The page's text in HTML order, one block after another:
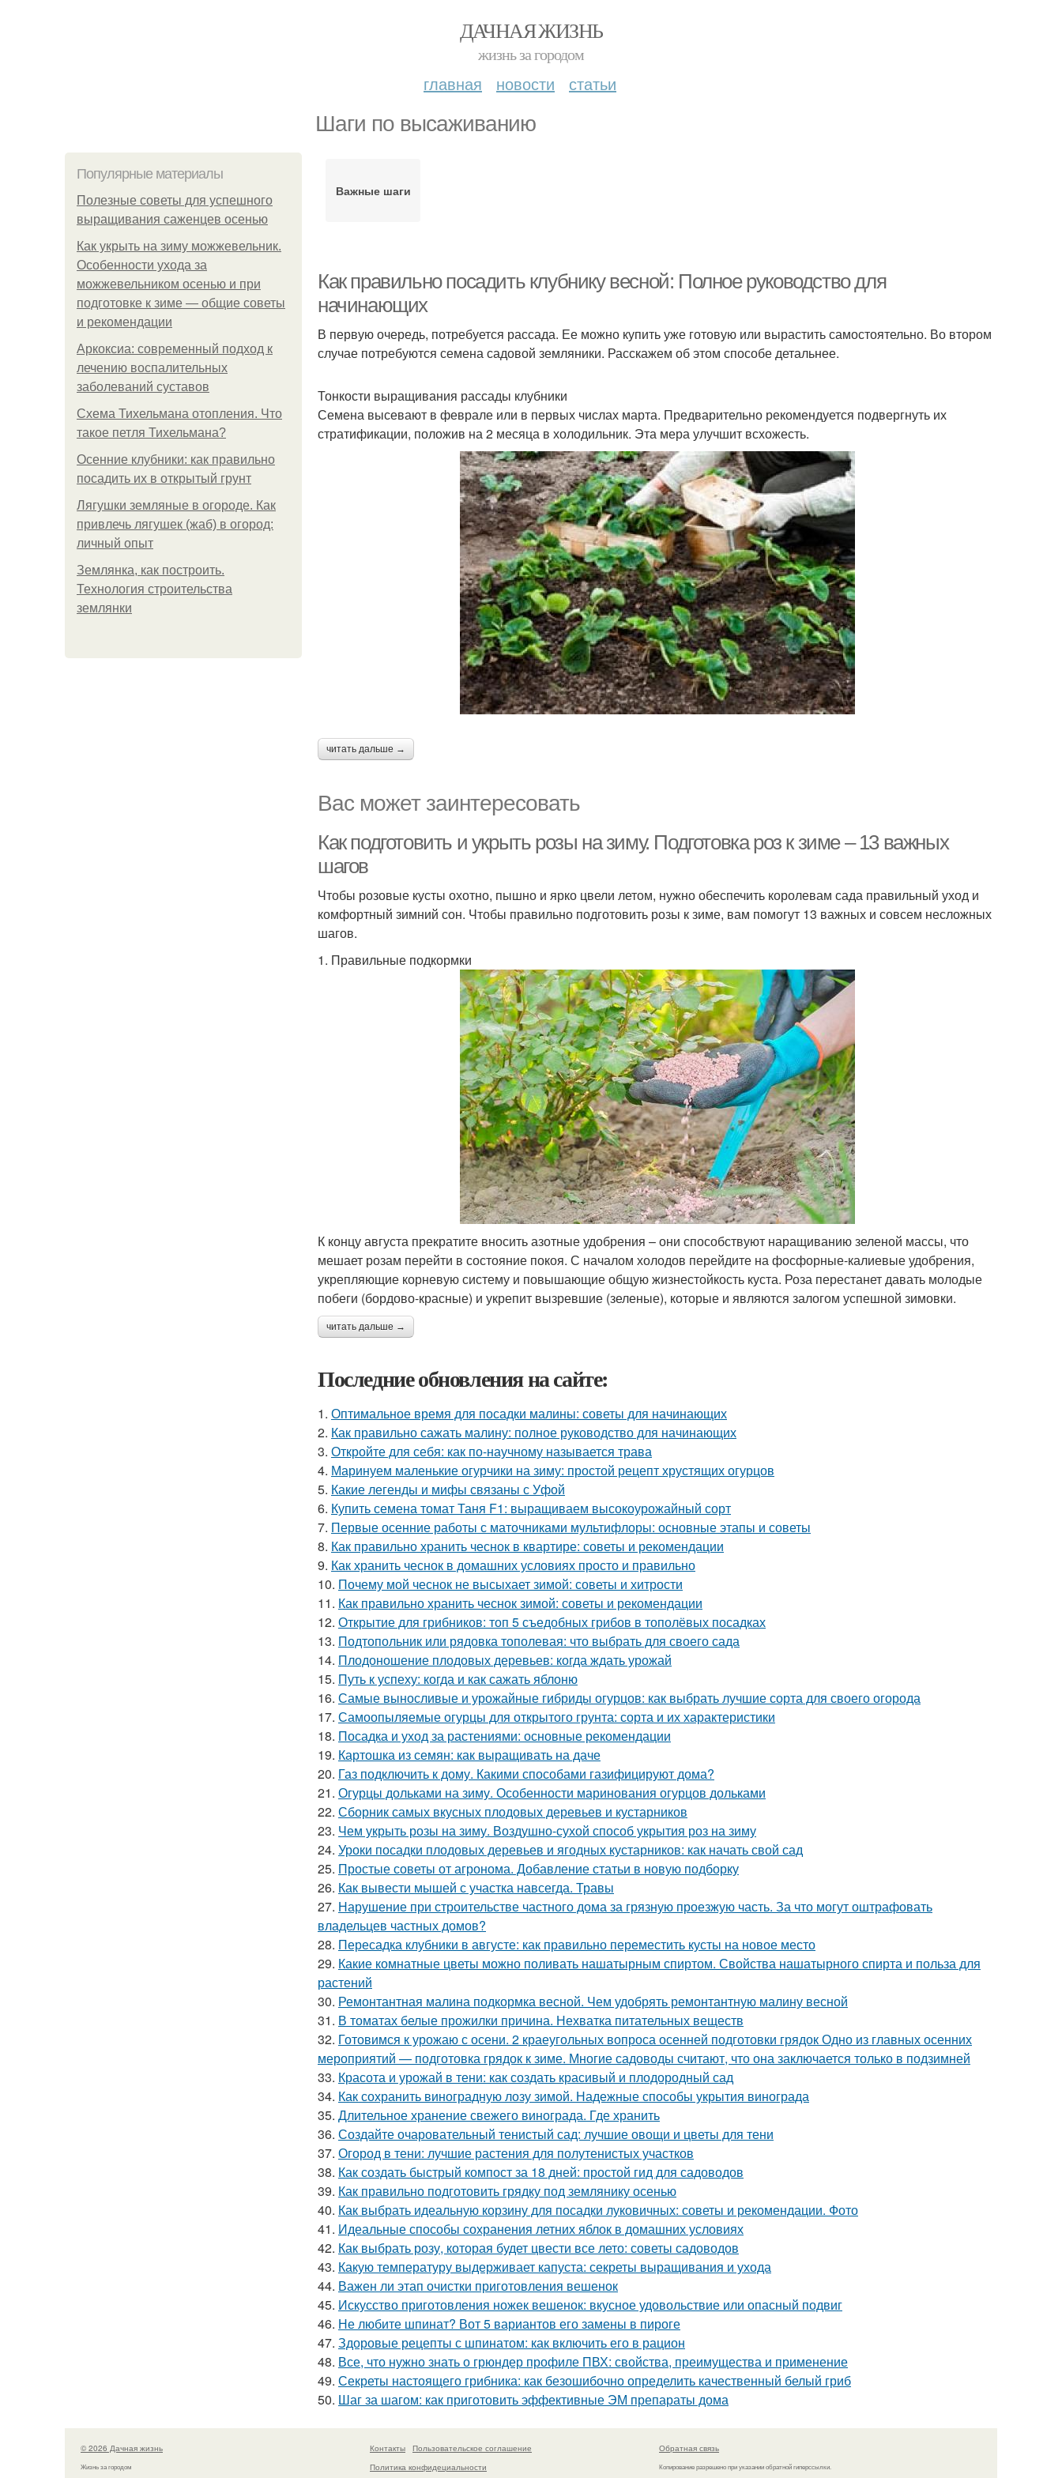
ДАЧНАЯ ЖИЗНЬ
жизнь за городом
главная новости статьи
Шаги по высаживанию
Популярные материалы
Полезные советы для успешного
выращивания саженцев осенью
Как укрыть на зиму можжевельник.
Особенности ухода за
можжевельником осенью и при
подготовке к зиме — общие советы
и рекомендации
Аркоксиа: современный подход к
лечению воспалительных
заболеваний суставов
Схема Тихельмана отопления. Что
такое петля Тихельмана?
Осенние клубники: как правильно
посадить их в открытый грунт
Лягушки земляные в огороде. Как
привлечь лягушек (жаб) в огород:
личный опыт
Землянка, как построить.
Технология строительства
землянки
Важные шаги
Как правильно посадить клубнику весной: Полное руководство для
начинающих
В первую очередь, потребуется рассада. Ее можно купить уже готовую или вырастить самостоятельно. Во втором
случае потребуются семена садовой земляники. Расскажем об этом способе детальнее.
Тонкости выращивания рассады клубники
Семена высевают в феврале или в первых числах марта. Предварительно рекомендуется подвергнуть их
стратификации, положив на 2 месяца в холодильник. Эта мера улучшит всхожесть.
читать дальше →
Вас может заинтересовать
Как подготовить и укрыть розы на зиму. Подготовка роз к зиме – 13 важных
шагов
Чтобы розовые кусты охотно, пышно и ярко цвели летом, нужно обеспечить королевам сада правильный уход и
комфортный зимний сон. Чтобы правильно подготовить розы к зиме, вам помогут 13 важных и совсем несложных
шагов.
1. Правильные подкормки
К концу августа прекратите вносить азотные удобрения – они способствуют наращиванию зеленой массы, что
мешает розам перейти в состояние покоя. С началом холодов перейдите на фосфорные-калиевые удобрения,
укрепляющие корневую систему и повышающие общую жизнестойкость куста. Роза перестанет давать молодые
побеги (бордово-красные) и укрепит вызревшие (зеленые), которые и являются залогом успешной зимовки.
читать дальше →
Последние обновления на сайте:
1. Оптимальное время для посадки малины: советы для начинающих
2. Как правильно сажать малину: полное руководство для начинающих
3. Откройте для себя: как по-научному называется трава
4. Маринуем маленькие огурчики на зиму: простой рецепт хрустящих огурцов
5. Какие легенды и мифы связаны с Уфой
6. Купить семена томат Таня F1: выращиваем высокоурожайный сорт
7. Первые осенние работы с маточниками мультифлоры: основные этапы и советы
8. Как правильно хранить чеснок в квартире: советы и рекомендации
9. Как хранить чеснок в домашних условиях просто и правильно
10. Почему мой чеснок не высыхает зимой: советы и хитрости
11. Как правильно хранить чеснок зимой: советы и рекомендации
12. Открытие для грибников: топ 5 съедобных грибов в тополёвых посадках
13. Подтопольник или рядовка тополевая: что выбрать для своего сада
14. Плодоношение плодовых деревьев: когда ждать урожай
15. Путь к успеху: когда и как сажать яблоню
16. Самые выносливые и урожайные гибриды огурцов: как выбрать лучшие сорта для своего огорода
17. Самоопыляемые огурцы для открытого грунта: сорта и их характеристики
18. Посадка и уход за растениями: основные рекомендации
19. Картошка из семян: как выращивать на даче
20. Газ подключить к дому. Какими способами газифицируют дома?
21. Огурцы дольками на зиму. Особенности маринования огурцов дольками
22. Сборник самых вкусных плодовых деревьев и кустарников
23. Чем укрыть розы на зиму. Воздушно-сухой способ укрытия роз на зиму
24. Уроки посадки плодовых деревьев и ягодных кустарников: как начать свой сад
25. Простые советы от агронома. Добавление статьи в новую подборку
26. Как вывести мышей с участка навсегда. Травы
27. Нарушение при строительстве частного дома за грязную проезжую часть. За что могут оштрафовать
владельцев частных домов?
28. Пересадка клубники в августе: как правильно переместить кусты на новое место
29. Какие комнатные цветы можно поливать нашатырным спиртом. Свойства нашатырного спирта и польза для
растений
30. Ремонтантная малина подкормка весной. Чем удобрять ремонтантную малину весной
31. В томатах белые прожилки причина. Нехватка питательных веществ
32. Готовимся к урожаю с осени. 2 краеугольных вопроса осенней подготовки грядок Одно из главных осенних
мероприятий — подготовка грядок к зиме. Многие садоводы считают, что она заключается только в подзимней
33. Красота и урожай в тени: как создать красивый и плодородный сад
34. Как сохранить виноградную лозу зимой. Надежные способы укрытия винограда
35. Длительное хранение свежего винограда. Где хранить
36. Создайте очаровательный тенистый сад: лучшие овощи и цветы для тени
37. Огород в тени: лучшие растения для полутенистых участков
38. Как создать быстрый компост за 18 дней: простой гид для садоводов
39. Как правильно подготовить грядку под землянику осенью
40. Как выбрать идеальную корзину для посадки луковичных: советы и рекомендации. Фото
41. Идеальные способы сохранения летних яблок в домашних условиях
42. Как выбрать розу, которая будет цвести все лето: советы садоводов
43. Какую температуру выдерживает капуста: секреты выращивания и ухода
44. Важен ли этап очистки приготовления вешенок
45. Искусство приготовления ножек вешенок: вкусное удовольствие или опасный подвиг
46. Не любите шпинат? Вот 5 вариантов его замены в пироге
47. Здоровые рецепты с шпинатом: как включить его в рацион
48. Все, что нужно знать о грюндер профиле ПВХ: свойства, преимущества и применение
49. Секреты настоящего грибника: как безошибочно определить качественный белый гриб
50. Шаг за шагом: как приготовить эффективные ЭМ препараты дома
© 2026 Дачная жизнь
Жизнь за городом
Контакты
Пользовательское соглашение
Политика конфидециальности
Обратная связь
Копирование разрешено при указании обратной гиперссылки.